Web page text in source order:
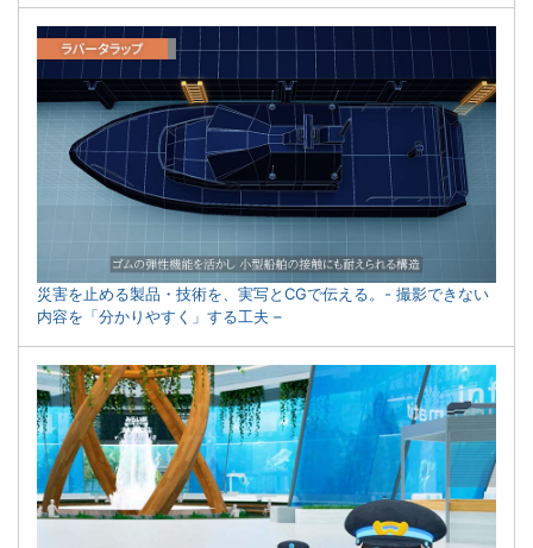
災害を止める製品・技術を、実写とCGで伝える。- 撮影できない
内容を「分かりやすく」する工夫 –